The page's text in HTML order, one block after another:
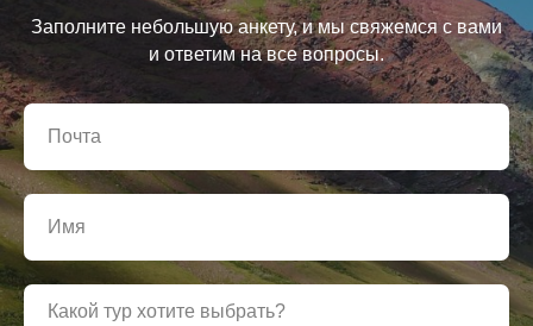
Заполните небольшую анкету, и мы свяжемся с вами
и ответим на все вопросы.